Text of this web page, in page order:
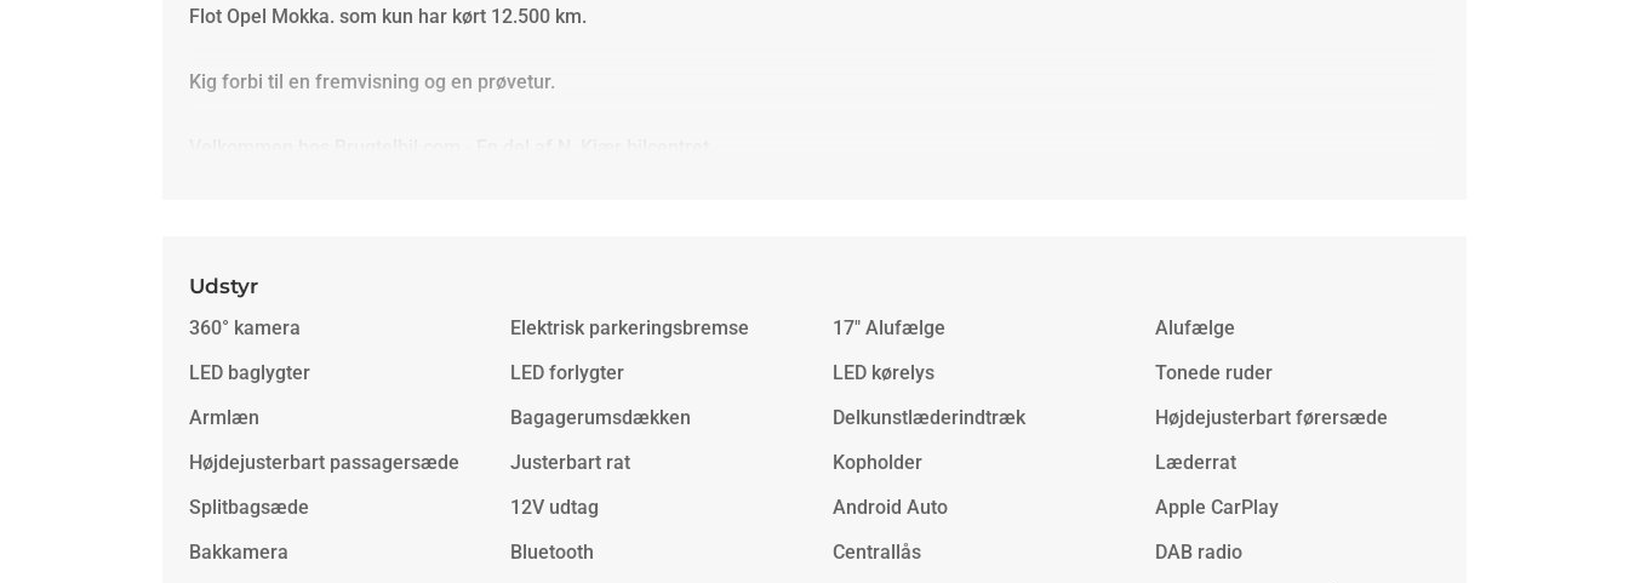
Flot Opel Mokka. som kun har kørt 12.500 km.
Kig forbi til en fremvisning og en prøvetur.
Udstyr
360° kamera Elektrisk parkeringsbremse 17" Alufælge
Alufælge
LED baglygter
LED forlygter LED kørelys
Tonede ruder
Armlæn
Bagagerumsdækken Delkunstlæderindtræk
Højdejusterbart førersæde
Højdejusterbart passagersæde
Justerbart rat Kopholder
Læderrat
Splitbagsæde
12V udtag Android Auto
Apple CarPlay
Bakkamera
Bluetooth Centrallås
DAB radio